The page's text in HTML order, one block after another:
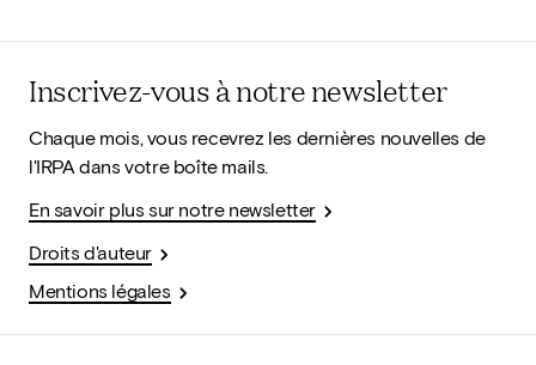
Inscrivez-vous à notre newsletter
Chaque mois, vous recevrez les dernières nouvelles de
l'IRPA dans votre boîte mails.
En savoir plus sur notre newsletter
Droits d'auteur
Mentions légales